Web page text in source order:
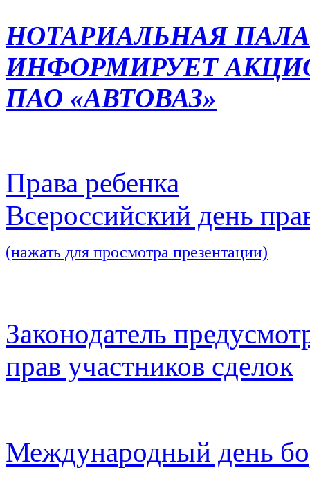
НОТАРИАЛЬНАЯ
ИНФОРМИРУЕТ
ПАО «АВТОВАЗ»
Права ребенка
Всероссийский день
(нажать для просмотра презентации)
Законодатель
прав участников сделок
Международный день